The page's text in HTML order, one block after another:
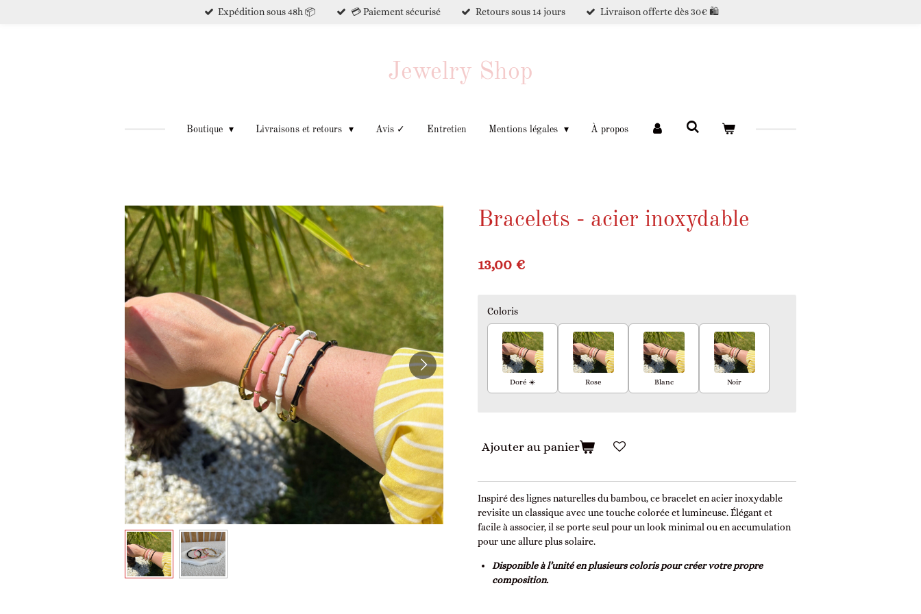
Expédition sous 48h 📦 💳 Paiement sécurisé Retours sous 14 jours Livraison offerte dès 30€ 🛍️
Jewelry Shop
Boutique Livraisons et retours Avis ✓ Entretien Mentions légales À propos
Bracelets - acier inoxydable
13,00 €
Coloris
Doré ☀️ Rose Blanc Noir
Ajouter au panier
Inspiré des lignes naturelles du bambou, ce bracelet en acier inoxydable
revisite un classique avec une touche colorée et lumineuse. Élégant et
facile à associer, il se porte seul pour un look minimal ou en accumulation
pour une allure plus solaire.
Disponible à l’unité en plusieurs coloris pour créer votre propre
composition.